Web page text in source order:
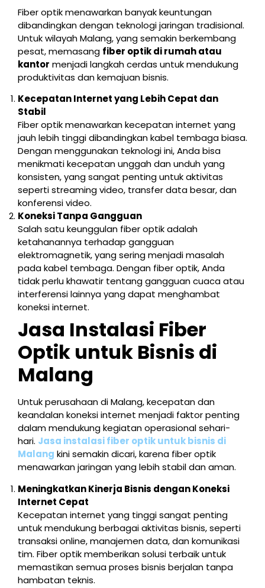
Fiber optik menawarkan banyak keuntungan
dibandingkan dengan teknologi jaringan tradisional.
Untuk wilayah Malang, yang semakin berkembang
pesat, memasang fiber optik di rumah atau
kantor menjadi langkah cerdas untuk mendukung
produktivitas dan kemajuan bisnis.
Kecepatan Internet yang Lebih Cepat dan
Stabil
Fiber optik menawarkan kecepatan internet yang
jauh lebih tinggi dibandingkan kabel tembaga biasa.
Dengan menggunakan teknologi ini, Anda bisa
menikmati kecepatan unggah dan unduh yang
konsisten, yang sangat penting untuk aktivitas
seperti streaming video, transfer data besar, dan
konferensi video.
Koneksi Tanpa Gangguan
Salah satu keunggulan fiber optik adalah
ketahanannya terhadap gangguan
elektromagnetik, yang sering menjadi masalah
pada kabel tembaga. Dengan fiber optik, Anda
tidak perlu khawatir tentang gangguan cuaca atau
interferensi lainnya yang dapat menghambat
koneksi internet.
Jasa Instalasi Fiber
Optik untuk Bisnis di
Malang
Untuk perusahaan di Malang, kecepatan dan
keandalan koneksi internet menjadi faktor penting
dalam mendukung kegiatan operasional sehari-
hari. Jasa instalasi fiber optik untuk bisnis di
Malang kini semakin dicari, karena fiber optik
menawarkan jaringan yang lebih stabil dan aman.
Meningkatkan Kinerja Bisnis dengan Koneksi
Internet Cepat
Kecepatan internet yang tinggi sangat penting
untuk mendukung berbagai aktivitas bisnis, seperti
transaksi online, manajemen data, dan komunikasi
tim. Fiber optik memberikan solusi terbaik untuk
memastikan semua proses bisnis berjalan tanpa
hambatan teknis.